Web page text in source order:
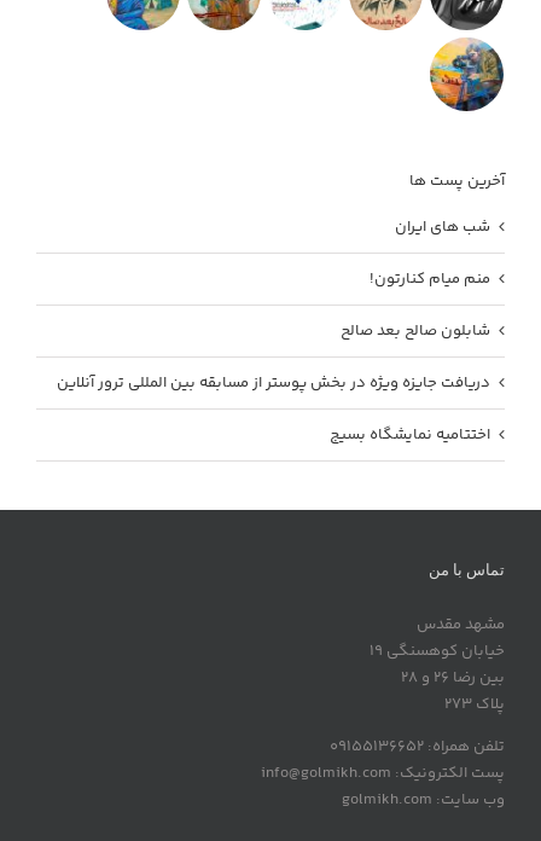
آخرین پست ها
شب های ایران
منم میام کنارتون!
شابلون صالح بعد صالح
دریافت جایزه ویژه در بخش پوستر از مسابقه بین المللی ترور آنلاین
اختتامیه نمایشگاه بسیج
تماس با من
مشهد مقدس
خیابان کوهسنگی 19
بین رضا 26 و 28
پلاک 273
تلفن همراه: 09155136652
پست الکترونیک: info@golmikh.com
وب سایت: golmikh.com